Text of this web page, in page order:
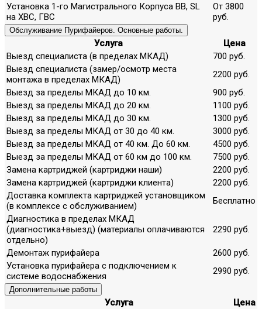
Установка 1-го Магистрального Корпуса ВВ, SL
на ХВС, ГВС
От 3800
руб.
Обслуживание Пурифайеров. Основные работы.
Услуга
Цена
Выезд специалиста (в пределах МКАД)
700 руб.
Выезд специалиста (замер/осмотр места
монтажа в пределах МКАД)
2200 руб.
Выезд за пределы МКАД до 10 км.
900 руб.
Выезд за пределы МКАД до 20 км.
1100 руб.
Выезд за пределы МКАД до 30 км.
1300 руб.
Выезд за пределы МКАД от 30 до 40 км.
3000 руб.
Выезд за пределы МКАД от 40 км. До 60 км.
4500 руб.
Выезд за пределы МКАД от 60 км до 100 км.
7500 руб.
Замена картриджей (картриджи наши)
2200 руб.
Замена картриджей (картриджи клиента)
2200 руб.
Доставка комплекта картриджей установщиком
(в комплексе с обслуживанием)
Бесплатно
Диагностика в пределах МКАД
(диагностика+выезд) (материалы оплачиваются
отдельно)
2290 руб.
Демонтаж пурифайера
2600 руб.
Установка пурифайера с подключением к
системе водоснабжения
2990 руб.
Дополнительные работы
Услуга
Цена